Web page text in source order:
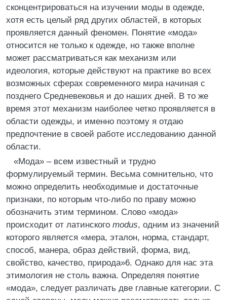
сконцентрироваться на изучении моды в одежде,
хотя есть целый ряд других областей, в которых
проявляется данный феномен. Понятие «мода»
относится не только к одежде, но также вполне
может рассматриваться как механизм или
идеология, которые действуют на практике во всех
возможных сферах современного мира начиная с
позднего Средневековья и до наших дней. В то же
время этот механизм наиболее четко проявляется в
области одежды, и именно поэтому я отдаю
предпочтение в своей работе исследованию данной
области.
«Мода» – всем известный и трудно
формулируемый термин. Весьма сомнительно, что
можно определить необходимые и достаточные
признаки, по которым что-либо по праву можно
обозначить этим термином. Слово «мода»
происходит от латинского modus, одним из значений
которого является «мера, эталон, норма, стандарт,
способ, манера, образ действий, форма, вид,
свойство, качество, природа»6. Однако для нас эта
этимология не столь важна. Определяя понятие
«мода», следует различать две главные категории. С